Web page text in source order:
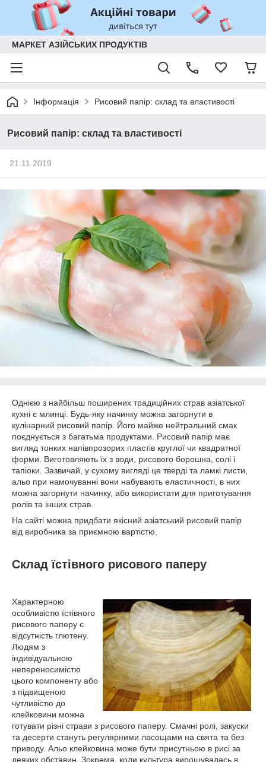
МАРКЕТ АЗІЙСЬКИХ ПРОДУКТІВ
Інформація Рисовий папір: склад та властивості
Рисовий папір: склад та властивості
21.11.2019
Однією з найбільш поширених традиційних страв азіатської
кухні є млинці. Будь-яку начинку можна загорнути в
кулінарний рисовий папір. Його майже нейтральний смак
поєднується з багатьма продуктами. Рисовий папір має
вигляд тонких напівпрозорих пластів круглої чи квадратної
форми. Виготовляють їх з води, рисового борошна, солі і
тапіоки. Зазвичай, у сухому вигляді це тверді та ламкі листи,
альо при намочуванні вони набувають еластичності, в них
можна загорнути начинку, або використати для приготування
ролів та інших страв.
На сайті можна придбати якісний азіатський рисовий папір
від виробника за приємною вартістю.
Склад їстівного рисового паперу
Характерною
особливістю їстівного
рисового паперу є
відсутність глютену.
Людям з
індивідуальною
непереносимістю
цього компоненту або
з підвищеною
чутливістю до
клейковини можна
готувати різні страви з рисового паперу. Смачні ролі, закуски
та десерти стануть регулярними ласощами на свята та без
приводу. Альо клейковина може бути присутньою в рисі за
деяких обставин. Зокрема, коли культура вирощувалась в